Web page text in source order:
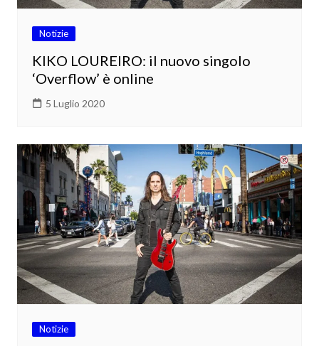
Notizie
KIKO LOUREIRO: il nuovo singolo
‘Overflow’ è online
5 Luglio 2020
Notizie